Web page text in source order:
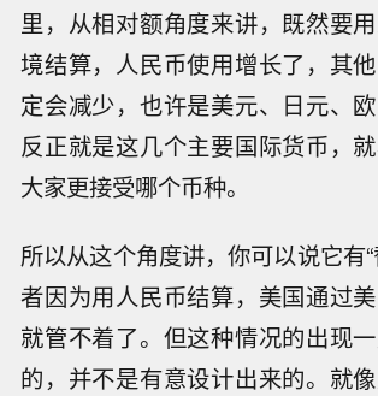
里，从相对额角度来讲，既然要
境结算，人民币使用增长了，其
定会减少，也许是美元、日元、欧
反正就是这几个主要国际货币，
大家更接受哪个币种。
所以从这个角度讲，你可以说它有
者因为用人民币结算，美国通过
就管不着了。但这种情况的出现
的，并不是有意设计出来的。就